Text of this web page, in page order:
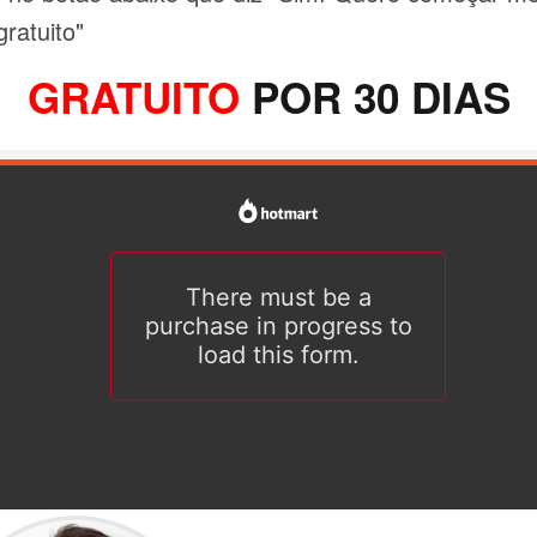
GRATUITO POR 30 DIAS